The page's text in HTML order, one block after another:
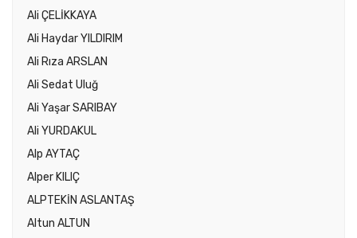
Ali ÇELİKKAYA
Ali Haydar YILDIRIM
Ali Rıza ARSLAN
Ali Sedat Uluğ
Ali Yaşar SARIBAY
Ali YURDAKUL
Alp AYTAÇ
Alper KILIÇ
ALPTEKİN ASLANTAŞ
Altun ALTUN